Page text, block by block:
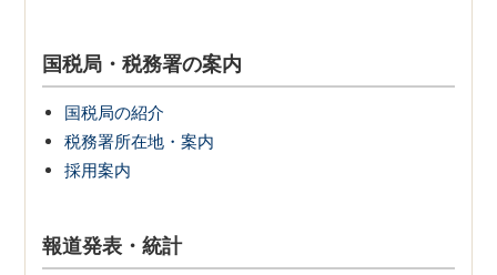
国税局・税務署の案内
国税局の紹介
税務署所在地・案内
採用案内
報道発表・統計